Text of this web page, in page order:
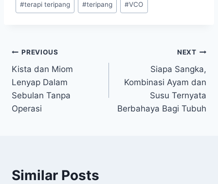
#terapi teripang #teripang #VCO
Navigasi
pos
PREVIOUS
Kista dan Miom
Lenyap Dalam
Sebulan Tanpa
Operasi
NEXT
Siapa Sangka,
Kombinasi Ayam dan
Susu Ternyata
Berbahaya Bagi Tubuh
Similar Posts